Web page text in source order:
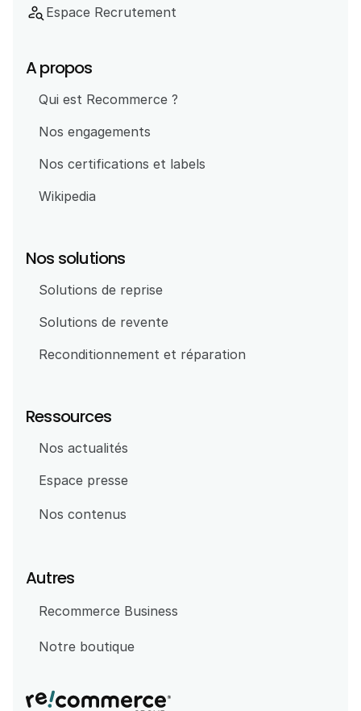
person_search Espace Recrutement
A propos
Qui est Recommerce ?
Nos engagements
Nos certifications et labels
Wikipedia
Nos solutions
Solutions de reprise
Solutions de revente
Reconditionnement et réparation
Ressources
Nos actualités
Espace presse
Nos contenus
Autres
Recommerce Business
Notre boutique